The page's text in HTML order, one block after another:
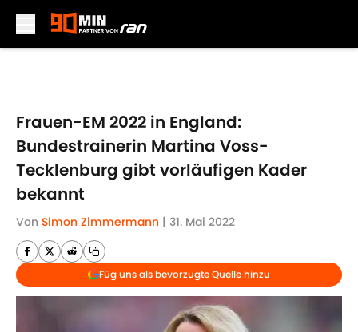
Frauen-EM 2022 in England:
Bundestrainerin Martina Voss-
Tecklenburg gibt vorläufigen Kader
bekannt
Von Simon Zimmermann | 31. Mai 2022
Füg uns als bevorzugte Quelle hinzu